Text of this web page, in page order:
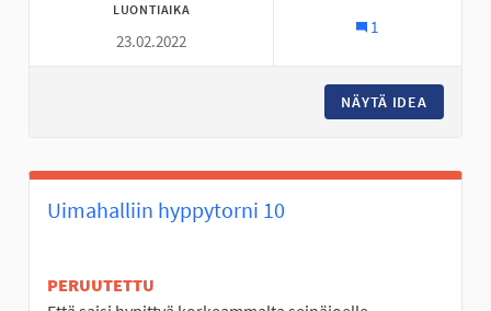
LUONTIAIKA
23.02.2022
1
NÄYTÄ IDEA
Uimahalliin hyppytorni 10
PERUUTETTU